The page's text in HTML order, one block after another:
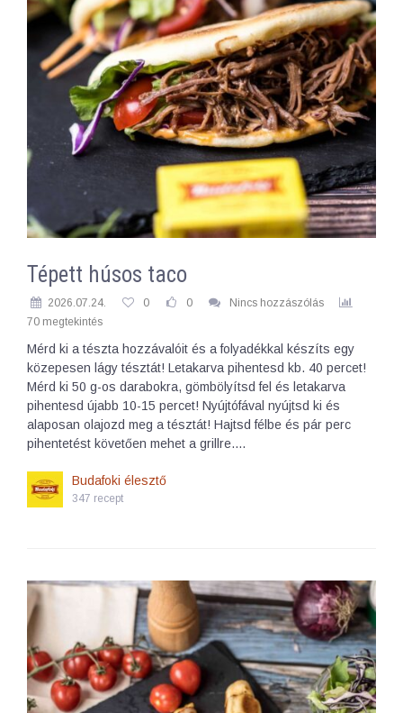
Tépett húsos taco
2026.07.24. 0 0
Nincs hozzászólás
70 megtekintés
Mérd ki a tészta hozzávalóit és a folyadékkal készíts egy
közepesen lágy tésztát! Letakarva pihentesd kb. 40 percet!
Mérd ki 50 g-os darabokra, gömbölyítsd fel és letakarva
pihentesd újabb 10-15 percet! Nyújtófával nyújtsd ki és
alaposan olajozd meg a tésztát! Hajtsd félbe és pár perc
pihentetést követően mehet a grillre.…
Budafoki élesztő
347 recept